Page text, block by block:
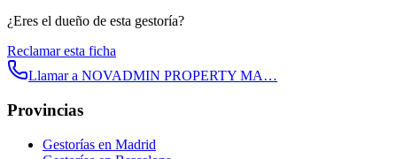
¿Eres el dueño de esta gestoría?
Reclamar esta ficha
Llamar a NOVADMIN PROPERTY MA…
Provincias
Gestorías en Madrid